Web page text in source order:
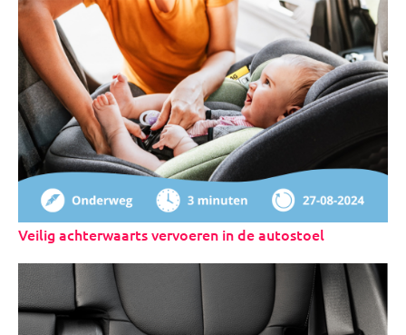
Veilig achterwaarts vervoeren in de autostoel